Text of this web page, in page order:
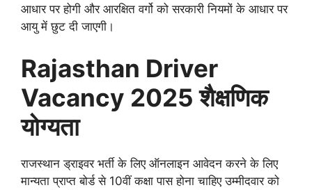
आधार पर होगी और आरक्षित वर्गो को सरकारी नियमों के आधार पर
आयु में छुट दी जाएगी।
Rajasthan Driver
Vacancy 2025 शैक्षणिक
योग्यता
राजस्थान ड्राइवर भर्ती के लिए ऑनलाइन आवेदन करने के लिए
मान्यता प्राप्त बोर्ड से 10वीं कक्षा पास होना चाहिए उम्मीदवार को